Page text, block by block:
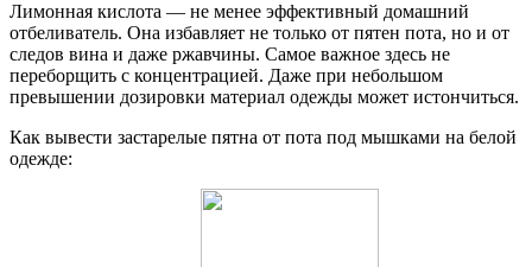
Лимонная кислота — не менее эффективный домашний
отбеливатель. Она избавляет не только от пятен пота, но и от
следов вина и даже ржавчины. Самое важное здесь не
переборщить с концентрацией. Даже при небольшом
превышении дозировки материал одежды может истончиться.
Как вывести застарелые пятна от пота под мышками на белой
одежде: